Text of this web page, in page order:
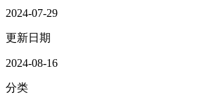
2024-07-29
更新日期
2024-08-16
分类